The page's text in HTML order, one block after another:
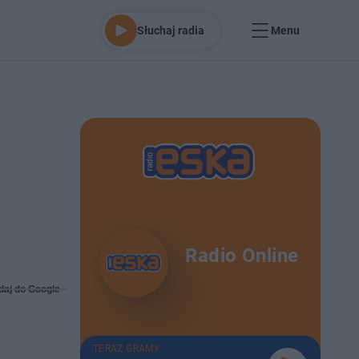
Słuchaj radia Menu
do Google
Radio Online
TERAZ GRAMY